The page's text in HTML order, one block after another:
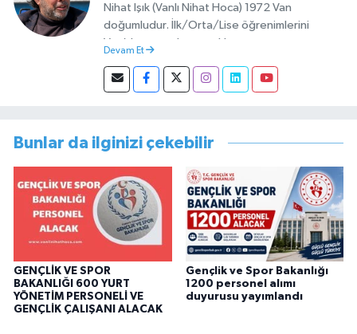
Nihat Işık (Vanlı Nihat Hoca) 1972 Van
doğumludur. İlk/Orta/Lise öğrenimlerini
Van’da tamamlamıştır. Hacettepe mezunu
başlamıştır. Asteğmen olarak yaptığı vatani
görevi dönüşü Van Sosyal Hizmetler İl
görevini yürütürken istifa edip sosyal medyayı
tercih etmiştir.
Devam Et
Bunlar da ilginizi çekebilir
GENÇLİK VE SPOR
BAKANLIĞI 600 YURT
YÖNETİM PERSONELİ VE
GENÇLİK ÇALIŞANI ALACAK
Gençlik ve Spor Bakanlığı
1200 personel alımı
duyurusu yayımlandı